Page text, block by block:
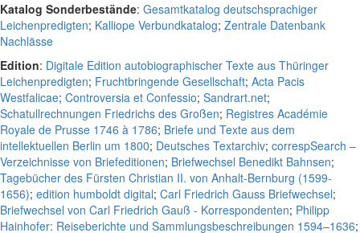
Katalog Sonderbestände: Gesamtkatalog deutschsprachiger
Leichenpredigten; Kalliope Verbundkatalog; Zentrale Datenbank
Nachlässe
Edition: Digitale Edition autobiographischer Texte aus Thüringer
Leichenpredigten; Fruchtbringende Gesellschaft; Acta Pacis
Westfalicae; Controversia et Confessio; Sandrart.net;
Schatullrechnungen Friedrichs des Großen; Registres Académie
Royale de Prusse 1746 à 1786; Briefe und Texte aus dem
intellektuellen Berlin um 1800; Deutsches Textarchiv; correspSearch –
Verzeichnisse von Briefeditionen; Briefwechsel Benedikt Bahnsen;
Tagebücher des Fürsten Christian II. von Anhalt-Bernburg (1599-
1656); edition humboldt digital; Carl Friedrich Gauss Briefwechsel;
Briefwechsel von Carl Friedrich Gauß - Korrespondenten; Philipp
Hainhofer: Reiseberichte und Sammlungsbeschreibungen 1594–1636;